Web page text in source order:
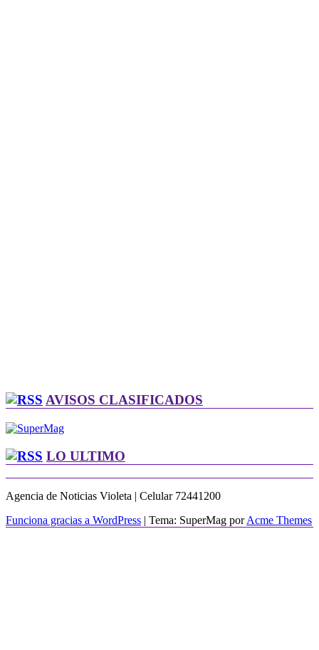
AVISOS CLASIFICADOS
LO ULTIMO
Agencia de Noticias Violeta | Celular 72441200
Funciona gracias a WordPress | Tema: SuperMag porAcme Themes